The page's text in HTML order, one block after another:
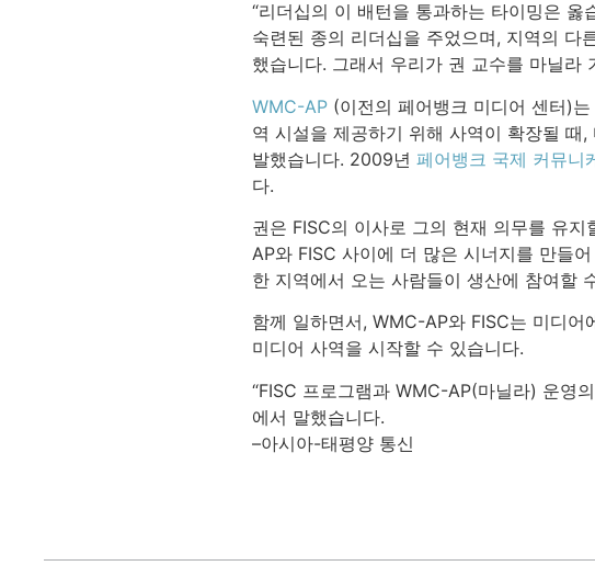
“리더십의 이 배턴을 통과하는 타이밍은
숙련된 종의 리더십을 주었으며, 지역의 다
했습니다. 그래서 우리가 권 교수를 마닐라
WMC-AP(이전의 페어뱅크 미디어 센터)
역 시설을 제공하기 위해 사역이 확장될 때
발했습니다. 2009년 페어뱅크 국제 커뮤니
다.
권은 FISC의 이사로 그의 현재 의무를 유
AP와 FISC 사이에 더 많은 시너지를 만들
한 지역에서 오는 사람들이 생산에 참여할
함께 일하면서, WMC-AP와 FISC는 미디
미디어 사역을 시작할 수 있습니다.
“FISC 프로그램과 WMC-AP(마닐라) 운영
에서 말했습니다.
–아시아-태평양 통신